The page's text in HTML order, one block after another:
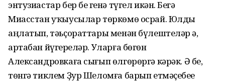
энтузиастар бер беҙ генә түгел икән. Беҙгә
Миасстан уҡыусылар төркөмө осрай. Юлды
аңлатып, тәьҫораттары менән бүлештеләр ҙә,
артабан йүгерҙеләр. Уларға бөгөн
Александровкаға сығып өлгөрөргә кәрәк. Ә беҙ,
төнгә тиклем Ҙур Шеломға барып етмәҫебеҙҙе